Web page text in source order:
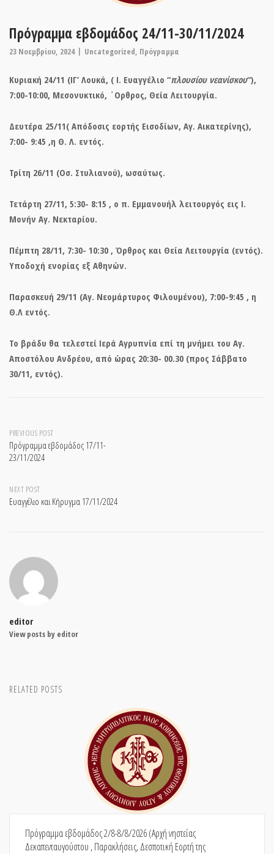
Πρόγραμμα εβδομάδος 24/11-30/11/2024
23 Νοεμβρίου, 2024 Uncategorized, Πρόγραμμα
Κυριακή 24/11 (ΙΓ’ Λουκά, ( Ι. Ευαγγέλιο “πλουσίου νεανίσκου“),
7:00-10:00, Μεσονυκτικό, ΄Ορθρος, Θεία Λειτουργία.
Δευτέρα 25/11( Απόδοσις εορτής Εισοδίων, Αγ. Αικατερίνης),
7:00- 9:45 ,η Θ. Λ. εντός.
Τρίτη 26/11 (Οσ. Στυλιανού), ωσαύτως.
Τετάρτη 27/11, 5:30- 8:15 , ο π. Εμμανουήλ λειτουργός εις Ι.
Μονήν Αγ. Νεκταρίου.
Πέμπτη 28/11, 7:30- 10:30 , Όρθρος και Θεία Λειτουργία (εντός).
Υποδοχή ενορίας εξ Αθηνών.
Παρασκευή 29/11 (Αγ. Νεομάρτυρος Φιλουμένου), 7:00-9:45 , η
Θ.Λ εντός.
Το βράδυ θα τελεστεί Ιερά Αγρυπνία επί τη μνήμει του Αγ.
Αποστόλου Ανδρέου, από ώρας 20:30- 00.30 (προς Σάββατο
30/11, εντός).
Post
navigation
PREVIOUS POST
Πρόγραμμα εβδομάδος 17/11-
23/11/2024
NEXT POST
Ευαγγέλιο και Κήρυγμα 17/11/2024
editor
View posts by editor
RELATED POSTS
Πρόγραμμα εβδομάδος 2/8-8/8/2026 (Αρχή νηστείας
Δεκαπενταυγούστου , Παρακλήσεις, Δεσποτική Εορτή της